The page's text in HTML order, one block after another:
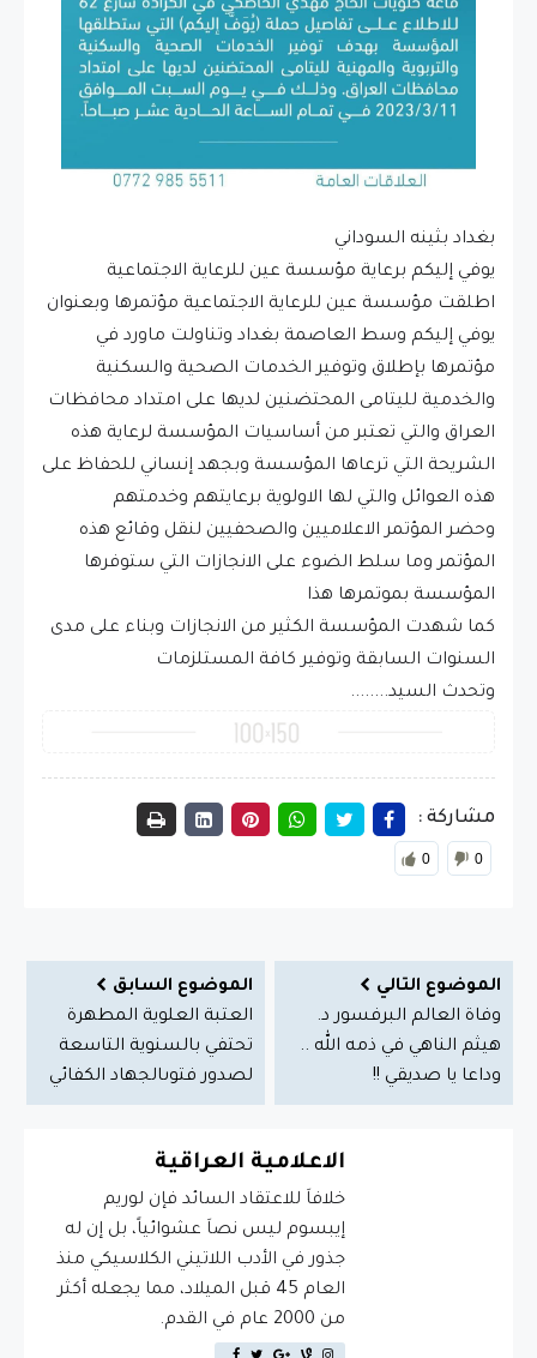
بغداد بثينه السوداني
يوفي إليكم برعاية مؤسسة عين للرعاية الاجتماعية
اطلقت مؤسسة عين للرعاية الاجتماعية مؤتمرها وبعنوان
يوفي إليكم وسط العاصمة بغداد وتناولت ماورد في
مؤتمرها بإطلاق وتوفير الخدمات الصحية والسكنية
والخدمية لليتامى المحتضنين لديها على امتداد محافظات
العراق والتي تعتبر من أساسيات المؤسسة لرعاية هذه
الشريحة التي ترعاها المؤسسة وبجهد إنساني للحفاظ على
هذه العوائل والتي لها الاولوية برعايتهم وخدمتهم
وحضر المؤتمر الاعلاميين والصحفيين لنقل وقائع هذه
المؤتمر وما سلط الضوء على الانجازات التي ستوفرها
المؤسسة بموتمرها هذا
كما شهدت المؤسسة الكثير من الانجازات وبناء على مدى
السنوات السابقة وتوفير كافة المستلزمات
وتحدث السيد........
مشاركة :
0 0
الموضوع التالي
وفاة العالم البرفسور د.
هيثم الناهي في ذمه الله ..
وداعا يا صديقي !!
الموضوع السابق
العتبة العلوية المطهرة
تحتفي بالسنوية التاسعة
لصدور فتوىالجهاد الكفائي
الاعلامية العراقية
خلافاَ للاعتقاد السائد فإن لوريم
إيبسوم ليس نصاَ عشوائياً، بل إن له
جذور في الأدب اللاتيني الكلاسيكي منذ
العام 45 قبل الميلاد، مما يجعله أكثر
من 2000 عام في القدم.